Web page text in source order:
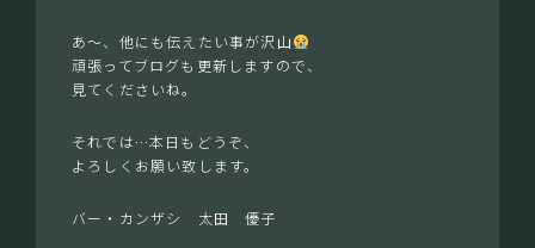
あ〜、他にも伝えたい事が沢山
頑張ってブログも更新しますので、
見てくださいね。
それでは…本日もどうぞ、
よろしくお願い致します。
バー・カンザシ 太田 優子